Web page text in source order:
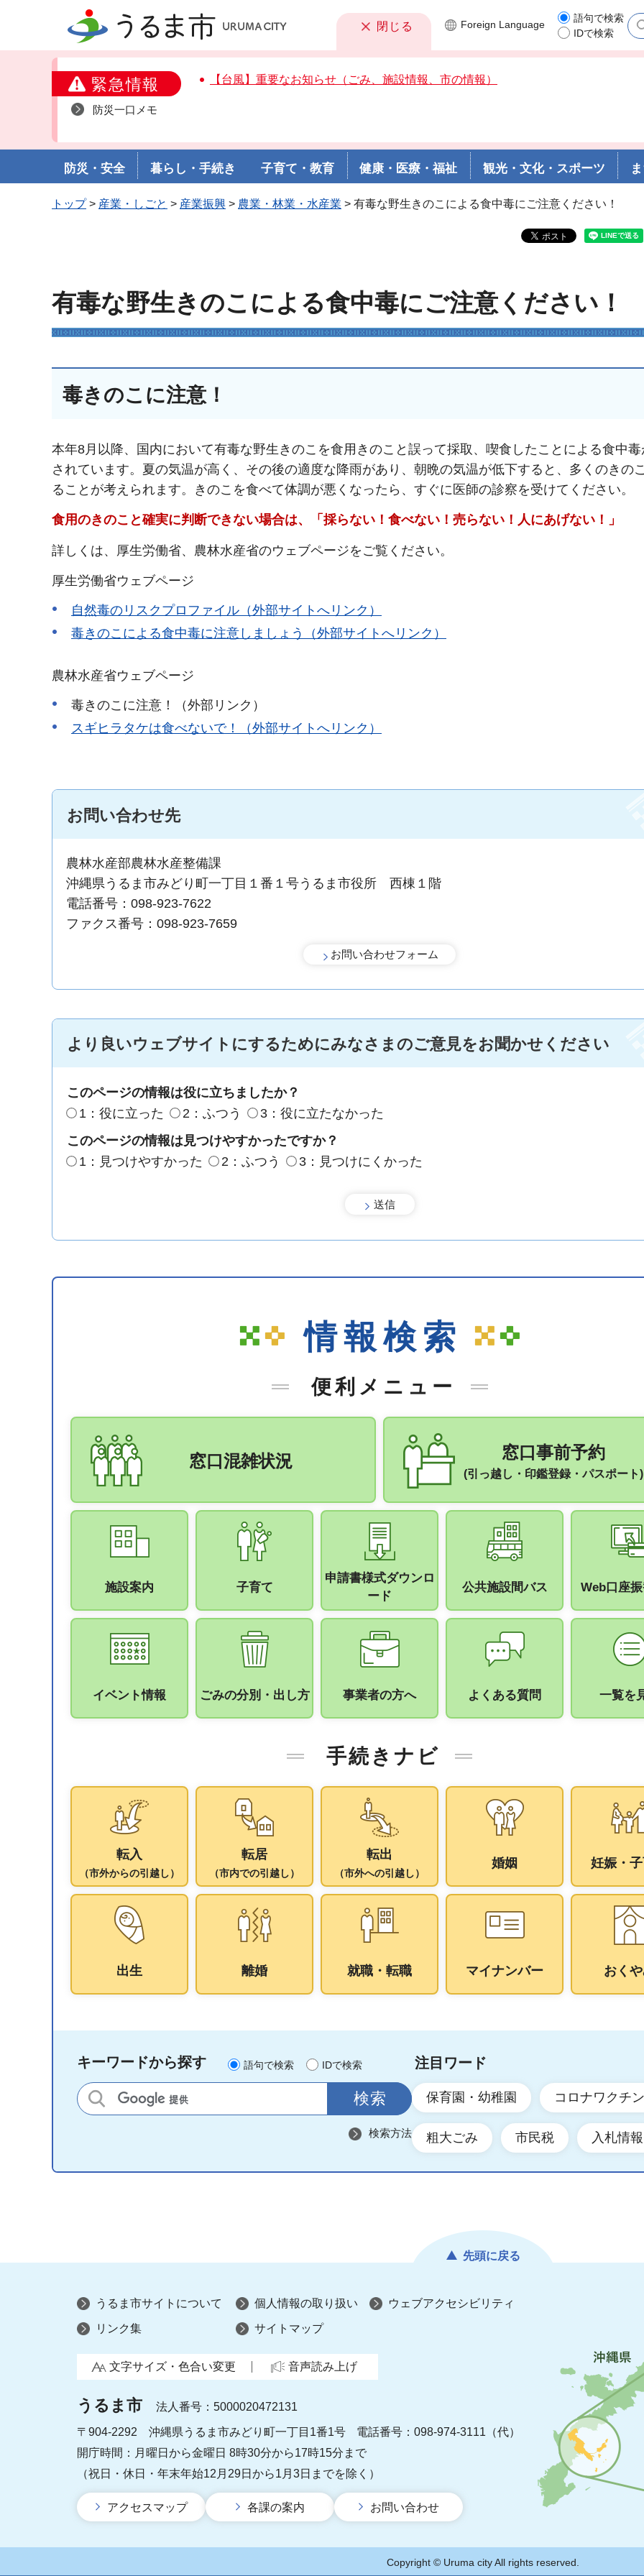
うるま市 閉じる
緊急情報
防災一口メモ
【台風】重要なお知らせ（ごみ、施設情報、市の情報）
Foreign Language
語句で検索
IDで検索
防災・安全 暮らし・手続き 子育て・教育 健康・医療・福祉 観光・文化・スポーツ
トップ> 産業・しごと > 産業振興 > 農業・林業・水産業 > 有毒な野生きのこによる食中毒にご注意ください！
有毒な野生きのこによる食中毒にご注意ください！
毒きのこに注意！
本年8月以降、国内において有毒な野生きのこを食用きのこと誤って採取、喫食したことによる食中
されています。夏の気温が高く、その後の適度な降雨があり、朝晩の気温が低下すると、多くのきの
ることが考えられます。きのこを食べて体調が悪くなったら、すぐに医師の診察を受けてください。
食用のきのこと確実に判断できない場合は、「採らない！食べない！売らない！人にあげない！」
詳しくは、厚生労働省、農林水産省のウェブページをご覧ください。
厚生労働省ウェブページ
自然毒のリスクプロファイル（外部サイトへリンク）
毒きのこによる食中毒に注意しましょう（外部サイトへリンク）
農林水産省ウェブページ
毒きのこに注意！（外部リンク）
スギヒラタケは食べないで！（外部サイトへリンク）
お問い合わせ先
農林水産部農林水産整備課
沖縄県うるま市みどり町一丁目１番１号うるま市役所 西棟１階
電話番号：098-923-7622
ファクス番号：098-923-7659
より良いウェブサイトにするためにみなさまのご意見をお聞かせください
このページの情報は役に立ちましたか？
1：役に立った
2：ふつう
3：役に立たなかった
このページの情報は見つけやすかったですか？
1：見つけやすかった
2：ふつう 3：見つけにくかった
情報検索
便利メニュー
窓口混雑状況 窓口事前予約
(引っ越し・印鑑登録・パスポート)
施設案内 子育て
申請書様式ダウンロ
ード
公共施設間バス Web口座
イベント情報 ごみの分別・出し方 事業者の方へ よくある質問 一覧を
手続きナビ
転入
（市外からの引越し）
転居
（市内での引越し）
転出
（市外への引越し）
婚姻 妊娠・
出生 離婚 就職・転職 マイナンバー おく
キーワードから探す 語句で検索 IDで検索
サイト内検索
検索方法
注目ワード
保育園・幼稚園 コロナワクチン
粗大ごみ 市民税 入札情報
先頭に戻る
うるま市サイトについて 個人情報の取り扱い ウェブアクセシビリティ
リンク集 サイトマップ
文字サイズ・色合い変更 音声読み上げ
うるま市 法人番号：5000020472131
〒904-2292 沖縄県うるま市みどり町一丁目1番1号
電話番号：098-974-3111（代）
開庁時間：月曜日から金曜日 8時30分から17時15分まで
（祝日・休日・年末年始12月29日から1月3日までを除く）
アクセスマップ 各課の案内 お問い合わせ
Copyright © Uruma city All rights reserved.